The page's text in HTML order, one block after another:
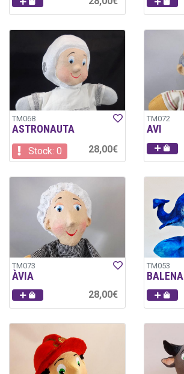
TM068
ASTRONAUTA
Stock: 0 28,00€
TM072
AVI
TM073
ÀVIA
28,00€
TM053
BALENA